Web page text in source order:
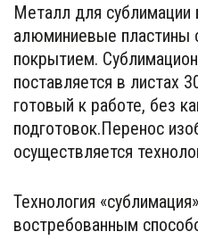
Металл для сублимации
алюминиевые пластины
покрытием.
поставляется в листах
готовый к работе, без
подготовок.Перенос
осуществляется
Технология
востребованным